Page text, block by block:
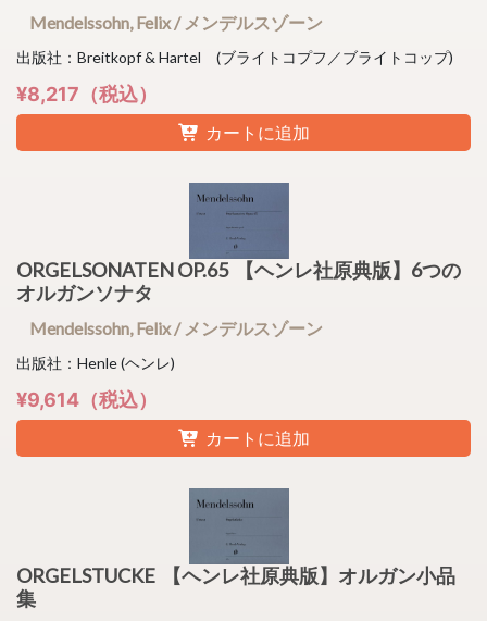
Mendelssohn, Felix / メンデルスゾーン
出版社：Breitkopf & Hartel (ブライトコプフ／ブライトコップ)
¥8,217（税込）
カートに追加
ORGELSONATEN OP.65 【ヘンレ社原典版】6つの
オルガンソナタ
Mendelssohn, Felix / メンデルスゾーン
出版社：Henle (ヘンレ)
¥9,614（税込）
カートに追加
ORGELSTUCKE 【ヘンレ社原典版】オルガン小品
集